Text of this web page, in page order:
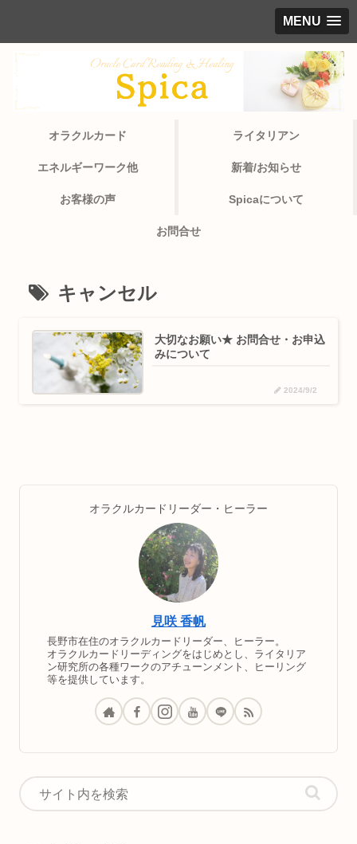
MENU
オラクルカード ライタリアン
エネルギーワーク他 新着/お知らせ
お客様の声 Spicaについて
お問合せ
キャンセル
大切なお願い★ お問合せ・お申込
みについて
2024/9/2
オラクルカードリーダー・ヒーラー
見咲 香帆
長野市在住のオラクルカードリーダー、ヒーラー。
オラクルカードリーディングをはじめとし、ライタリア
ン研究所の各種ワークのアチューンメント、ヒーリング
等を提供しています。